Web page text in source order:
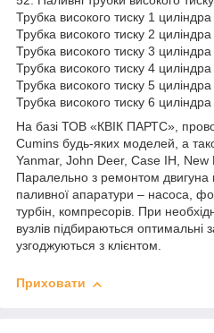
Трубка високого тиску 1
Трубка високого тиску 2
Трубка високого тиску 3
Трубка високого тиску 4
Трубка високого тиску 5
Трубка високого тиску 6
На базі ТОВ «КВІК ПАРТС»,
Cumins будь-яких моделей, а
Yanmar, John Deer, Case IH, New
Паралельно з ремонтом двигуна
паливної апаратури – насоса,
турбін, компресорів. При
вузлів підбираються оптимальні
узгоджуються з клієнтом.
Приховати